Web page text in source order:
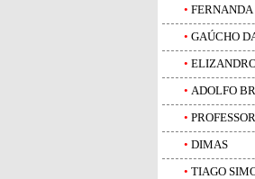
•
• GAÚCHO
•
• ADOLFO
•
• DIMAS
• TIAGO